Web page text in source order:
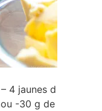
4 jaunes d
-30 g de